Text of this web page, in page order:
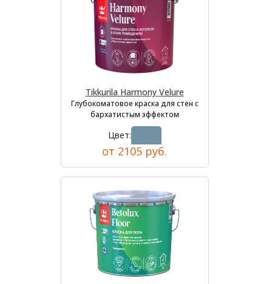
Tikkurila Harmony Velure
Глубокоматовое краска для стен с
бархатистым эффектом
Цвет:
от 2105 руб.